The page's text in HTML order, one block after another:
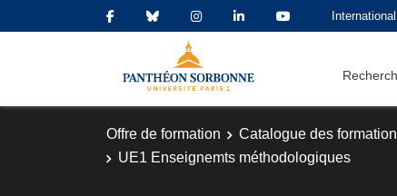
International
Offre de formation Catalogue des
UE1 Enseignemts méthodologiques